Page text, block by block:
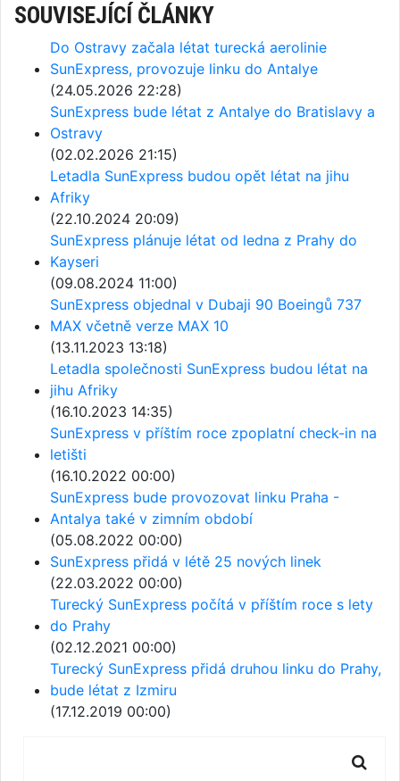
SOUVISEJÍCÍ ČLÁNKY
Do Ostravy začala létat turecká aerolinie
SunExpress, provozuje linku do Antalye
(24.05.2026 22:28)
SunExpress bude létat z Antalye do Bratislavy a
Ostravy
(02.02.2026 21:15)
Letadla SunExpress budou opět létat na jihu
Afriky
(22.10.2024 20:09)
SunExpress plánuje létat od ledna z Prahy do
Kayseri
(09.08.2024 11:00)
SunExpress objednal v Dubaji 90 Boeingů 737
MAX včetně verze MAX 10
(13.11.2023 13:18)
Letadla společnosti SunExpress budou létat na
jihu Afriky
(16.10.2023 14:35)
SunExpress v příštím roce zpoplatní check-in na
letišti
(16.10.2022 00:00)
SunExpress bude provozovat linku Praha -
Antalya také v zimním období
(05.08.2022 00:00)
SunExpress přidá v létě 25 nových linek
(22.03.2022 00:00)
Turecký SunExpress počítá v příštím roce s lety
do Prahy
(02.12.2021 00:00)
Turecký SunExpress přidá druhou linku do Prahy,
bude létat z Izmiru
(17.12.2019 00:00)